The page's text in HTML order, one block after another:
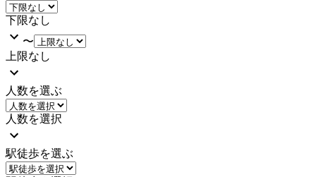
下限なし
〜
上限なし
人数を選ぶ
人数を選択
駅徒歩を選ぶ